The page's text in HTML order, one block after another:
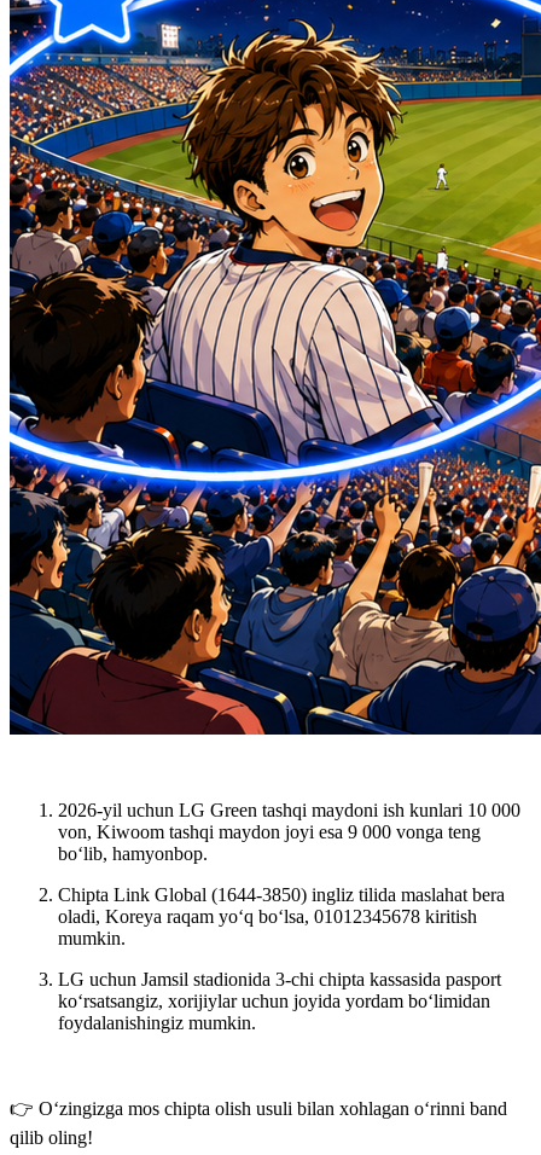
2026-yil uchun LG Green tashqi maydoni ish kunlari 10 000
von, Kiwoom tashqi maydon joyi esa 9 000 vonga teng
bo‘lib, hamyonbop.
Chipta Link Global (1644-3850) ingliz tilida maslahat bera
oladi, Koreya raqam yo‘q bo‘lsa, 01012345678 kiritish
mumkin.
LG uchun Jamsil stadionida 3-chi chipta kassasida pasport
ko‘rsatsangiz, xorijiylar uchun joyida yordam bo‘limidan
foydalanishingiz mumkin.
👉 O‘zingizga mos chipta olish usuli bilan xohlagan o‘rinni band
qilib oling!